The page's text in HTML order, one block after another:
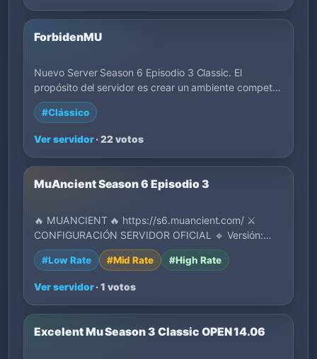
ForbidenMU
Nuevo Server Season 6 Episodio 3 Classic. El
propósito del servidor es crear un ambiente compet…
#Clássico
Ver servidor· 22 votos
MuAncient Season 6 Episodio 3
🔥 MUANCIENT 🔥 https://s6.muancient.com/ ⚔️
CONFIGURACIÓN SERVIDOR OFICIAL 🔹 Versión:
Season 6 🔹…
#Low Rate #Mid Rate #High Rate
Ver servidor· 1 votos
Excelent Mu Season 3 Classic OPEN 14.06